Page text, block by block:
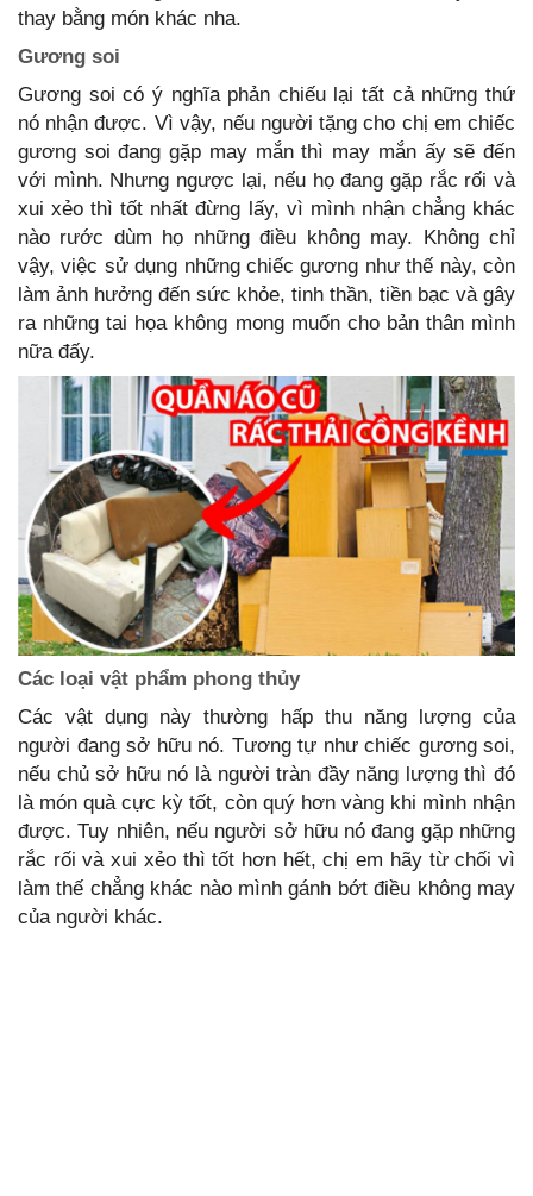
thay bằng món khác nha.
Gương soi
Gương soi có ý nghĩa phản chiếu lại tất cả những thứ
nó nhận được. Vì vậy, nếu người tặng cho chị em chiếc
gương soi đang gặp may mắn thì may mắn ấy sẽ đến
với mình. Nhưng ngược lại, nếu họ đang gặp rắc rối và
xui xẻo thì tốt nhất đừng lấy, vì mình nhận chẳng khác
nào rước dùm họ những điều không may. Không chỉ
vậy, việc sử dụng những chiếc gương như thế này, còn
làm ảnh hưởng đến sức khỏe, tinh thần, tiền bạc và gây
ra những tai họa không mong muốn cho bản thân mình
nữa đấy.
Các loại vật phẩm phong thủy
Các vật dụng này thường hấp thu năng lượng của
người đang sở hữu nó. Tương tự như chiếc gương soi,
nếu chủ sở hữu nó là người tràn đầy năng lượng thì đó
là món quà cực kỳ tốt, còn quý hơn vàng khi mình nhận
được. Tuy nhiên, nếu người sở hữu nó đang gặp những
rắc rối và xui xẻo thì tốt hơn hết, chị em hãy từ chối vì
làm thế chẳng khác nào mình gánh bớt điều không may
của người khác.